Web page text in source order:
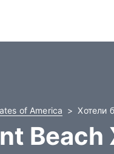
of America Хотели
Beach